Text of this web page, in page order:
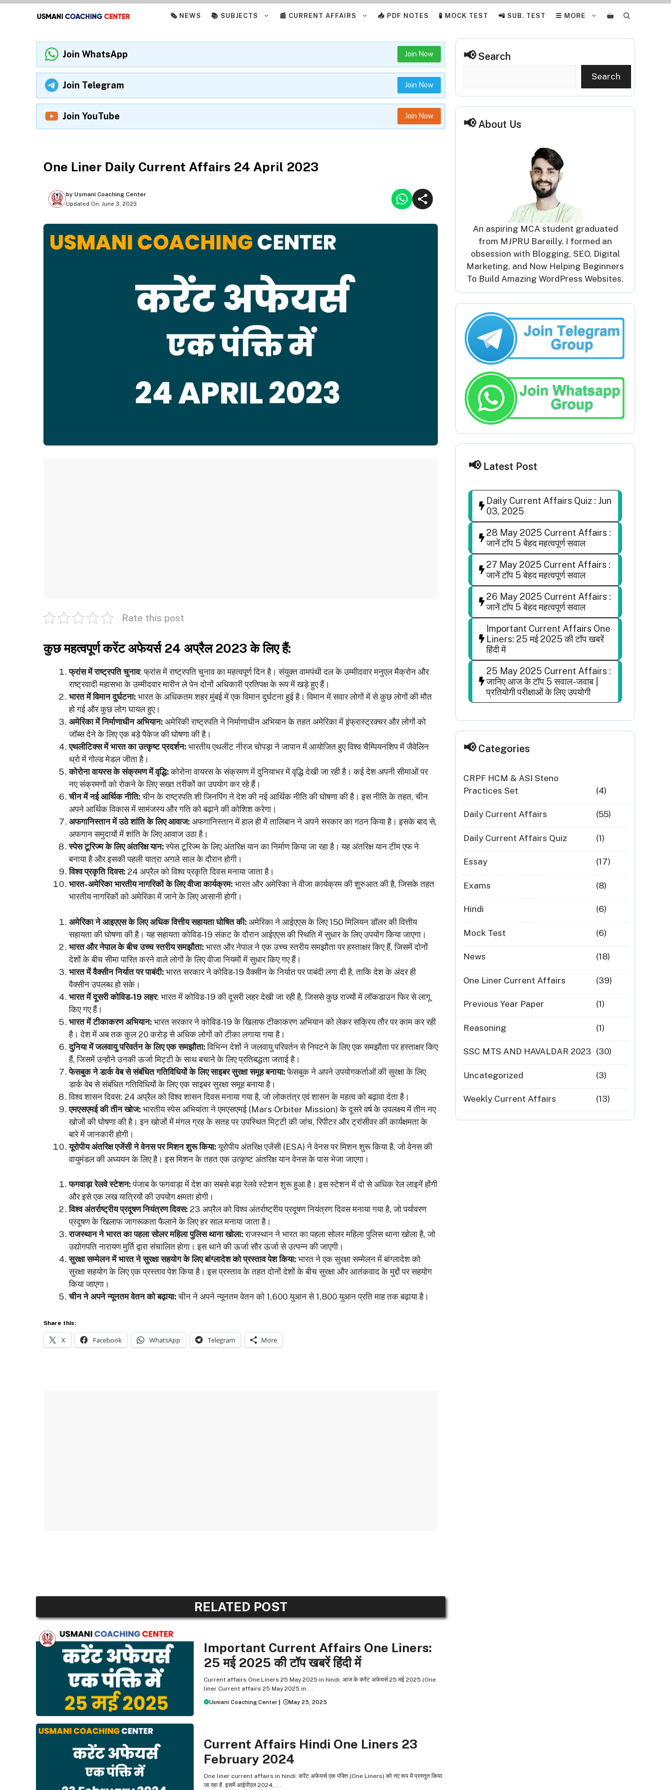
🗞️ NEWS 📚 SUBJECTS 📰 CURRENT AFFAIRS 📥 PDF NOTES 🧪 MOCK TEST 📲 SUB. TEST ☰ MORE
Join WhatsApp Join Now
Join Telegram Join Now
Join YouTube Join Now
One Liner Daily Current Affairs 24 April 2023
by Usmani Coaching Center
Updated On: June 3, 2023
Rate this post
कुछ महत्वपूर्ण करेंट अफेयर्स 24 अप्रैल 2023 के लिए हैं:
फ्रांस में राष्ट्रपति चुनाव: फ्रांस में राष्ट्रपति चुनाव का महत्वपूर्ण दिन है। संयुक्त वामपंथी दल के उम्मीदवार मनुएल मैक्रोन और
राष्ट्रवादी महासभा के उम्मीदवार मारीन ले पेन दोनों अधिकारी प्रतिपक्ष के रूप में खड़े हुए हैं।
भारत में विमान दुर्घटना: भारत के अधिकतम शहर मुंबई में एक विमान दुर्घटना हुई है। विमान में सवार लोगों में से कुछ लोगों की मौत
हो गई और कुछ लोग घायल हुए।
अमेरिका में निर्माणाधीन अभियान: अमेरिकी राष्ट्रपति ने निर्माणाधीन अभियान के तहत अमेरिका में इंफ्रास्ट्रक्चर और लोगों को
जॉब्स देने के लिए एक बड़े पैकेज की घोषणा की है।
एथलीटिक्स में भारत का उत्कृष्ट प्रदर्शन: भारतीय एथलीट नीरज चोपड़ा ने जापान में आयोजित हुए विश्व चैम्पियनशिप में जैवेलिन
थ्रो में गोल्ड मेडल जीता है।
कोरोना वायरस के संक्रमण में वृद्धि:कोरोना वायरस के संक्रमण में दुनियाभर में वृद्धि देखी जा रही है। कई देश अपनी सीमाओं पर
नए संक्रमणों को रोकने के लिए सख्त तरीकों का उपयोग कर रहे हैं।
चीन में नई आर्थिक नीति:चीन के राष्ट्रपति शी जिनपिंग ने देश की नई आर्थिक नीति की घोषणा की है। इस नीति के तहत, चीन
अपने आर्थिक विकास में सामंजस्य और गति को बढ़ाने की कोशिश करेगा।
अफगानिस्तान में उठे शांति के लिए आवाज: अफगानिस्तान में हाल ही में तालिबान ने अपने सरकार का गठन किया है। इसके बाद से,
अफगान समुदायों में शांति के लिए आवाज उठा है।
स्पेस टूरिज्म के लिए अंतरिक्ष यान:स्पेस टूरिज्म के लिए अंतरिक्ष यान का निर्माण किया जा रहा है। यह अंतरिक्ष यान टीम एफ ने
बनाया है और इसकी पहली यात्रा अगले साल के दौरान होगी।
विश्व प्रकृति दिवस: 24 अप्रैल को विश्व प्रकृति दिवस मनाया जाता है।
भारत-अमेरिका भारतीय नागरिकों के लिए वीजा कार्यक्रम: भारत और अमेरिका ने वीजा कार्यक्रम की शुरुआत की है, जिसके तहत
भारतीय नागरिकों को अमेरिका में जाने के लिए आसानी होगी।
अमेरिका ने आइएएस के लिए अधिक वित्तीय सहायता घोषित की: अमेरिका ने आईएएस के लिए 150 मिलियन डॉलर की वित्तीय
सहायता की घोषणा की है। यह सहायता कोविड-19 संकट के दौरान आईएएस की स्थिति में सुधार के लिए उपयोग किया जाएगा।
भारत और नेपाल के बीच उच्च स्तरीय समझौता: भारत और नेपाल ने एक उच्च स्तरीय समझौता पर हस्ताक्षर किए हैं, जिसमें दोनों
देशों के बीच सीमा पारित करने वाले लोगों के लिए वीजा नियमों में सुधार किए गए हैं।
भारत में वैक्सीन निर्यात पर पाबंदी: भारत सरकार ने कोविड-19 वैक्सीन के निर्यात पर पाबंदी लगा दी है, ताकि देश के अंदर ही
वैक्सीन उपलब्ध हो सके।
भारत में दूसरी कोविड-19 लहर: भारत में कोविड-19 की दूसरी लहर देखी जा रही है, जिससे कुछ राज्यों में लॉकडाउन फिर से लागू
किए गए हैं।
भारत में टीकाकरण अभियान: भारत सरकार ने कोविड-19 के खिलाफ टीकाकरण अभियान को लेकर सक्रिय तौर पर काम कर रही
है। देश में अब तक कुल 20 करोड़ से अधिक लोगों को टीका लगाया गया है।
दुनिया में जलवायु परिवर्तन के लिए एक समझौता:विभिन्न देशों ने जलवायु परिवर्तन से निपटने के लिए एक समझौता पर हस्ताक्षर किए
हैं, जिसमें उन्होंने उनकी ऊर्जा मिट्टी के साथ बचाने के लिए प्रतिबद्धता जताई है।
फेसबुक ने डार्क वेब से संबंधित गतिविधियों के लिए साइबर सुरक्षा समूह बनाया:फेसबुक ने अपने उपयोगकर्ताओं की सुरक्षा के लिए
डार्क वेब से संबंधित गतिविधियों के लिए एक साइबर सुरक्षा समूह बनाया है।
विश्व शासन दिवस: 24 अप्रैल को विश्व शासन दिवस मनाया गया है, जो लोकतंत्र एवं शासन के महत्व को बढ़ावा देता है।
एमएसएमई की तीन खोज: भारतीय स्पेस अभियांता ने एमएसएमई (Mars Orbiter Mission) के दूसरे वर्ष के उपलक्ष्य में तीन नए
खोजों की घोषणा की है। इन खोजों में मंगल ग्रह के सतह पर उपस्थित मिट्टी की जांच, रिपीटर और ट्रांसीवर की कार्यक्षमता के
बारे में जानकारी होगी।
यूरोपीय अंतरिक्ष एजेंसी ने वेनस पर मिशन शुरू किया:यूरोपीय अंतरिक्ष एजेंसी (ESA) ने वेनस पर मिशन शुरू किया है, जो वेनस की
वायुमंडल की अध्ययन के लिए है। इस मिशन के तहत एक उत्कृष्ट अंतरिक्ष यान वेनस के पास भेजा जाएगा।
फगवाड़ा रेलवे स्टेशन:पंजाब के फगवाड़ा में देश का सबसे बड़ा रेलवे स्टेशन शुरू हुआ है। इस स्टेशन में दो से अधिक रेल लाइनें होंगी
और इसे एक लख यात्रियों की उपयोग क्षमता होगी।
विश्व अंतर्राष्ट्रीय प्रदूषण नियंत्रण दिवस: 23 अप्रैल को विश्व अंतर्राष्ट्रीय प्रदूषण नियंत्रण दिवस मनाया गया है, जो पर्यावरण
प्रदूषण के खिलाफ जागरूकता फैलाने के लिए हर साल मनाया जाता है।
राजस्थान ने भारत का पहला सोलर महिला पुलिस थाना खोला:राजस्थान ने भारत का पहला सोलर महिला पुलिस थाना खोला है, जो
उद्योगपति नारायण मुर्ति द्वारा संचालित होगा। इस थाने की ऊर्जा सौर ऊर्जा से उत्पन्न की जाएगी।
सुरक्षा सम्मेलन में भारत ने सुरक्षा सहयोग के लिए बांग्लादेश को प्रस्ताव पेश किया: भारत ने एक सुरक्षा सम्मेलन में बांग्लादेश को
सुरक्षा सहयोग के लिए एक प्रस्ताव पेश किया है। इस प्रस्ताव के तहत दोनों देशों के बीच सुरक्षा और आतंकवाद के मुद्दों पर सहयोग
किया जाएगा।
चीन ने अपने न्यूनतम वेतन को बढ़ाया:चीन ने अपने न्यूनतम वेतन को 1,600 युआन से 1,800 युआन प्रति माह तक बढ़ाया है।
Share this:
X Facebook WhatsApp Telegram More
RELATED POST
Important Current Affairs One Liners:
25 मई 2025 की टॉप खबरें हिंदी में
Current affairs One Liners 25 May 2025 in hindi: आज के करेंट अफेयर्स 25 मई 2025 (One
liner Current affairs 25 May 2025 in ...
Usmani Coaching Center May 25, 2025
Current Affairs Hindi One Liners 23
February 2024
One liner current affairs in hindi: करेंट अफेयर्स एक पंक्ति (One Liners) को नए रूप में प्रस्तुत किया
जा रहा है. इसमें आईपीएल 2024, ...
Search
Search
About Us
An aspiring MCA student graduated
from MJPRU Bareilly. I formed an
obsession with Blogging, SEO, Digital
Marketing, and Now Helping Beginners
To Build Amazing WordPress Websites.
Latest Post
Daily Current Affairs Quiz : Jun
03, 2025
28 May 2025 Current Affairs :
जानें टॉप 5 बेहद महत्वपूर्ण सवाल
27 May 2025 Current Affairs :
जानें टॉप 5 बेहद महत्वपूर्ण सवाल
26 May 2025 Current Affairs :
जानें टॉप 5 बेहद महत्वपूर्ण सवाल
Important Current Affairs One
Liners: 25 मई 2025 की टॉप खबरें
हिंदी में
25 May 2025 Current Affairs :
जानिए आज के टॉप 5 सवाल-जवाब |
प्रतियोगी परीक्षाओं के लिए उपयोगी
Categories
CRPF HCM & ASI Steno
Practices Set
(4)
Daily Current Affairs (55)
Daily Current Affairs Quiz (1)
Essay (17)
Exams (8)
Hindi (6)
Mock Test (6)
News (18)
One Liner Current Affairs (39)
Previous Year Paper (1)
Reasoning (1)
SSC MTS AND HAVALDAR 2023 (30)
Uncategorized (3)
Weekly Current Affairs (13)